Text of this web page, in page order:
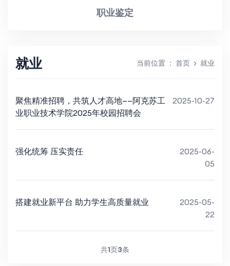
职业鉴定
就业 当前位置 ： 首页 就业
聚焦精准招聘，共筑人才高地——阿克苏工
业职业技术学院2025年校园招聘会
2025-10-27
强化统筹 压实责任
2025-06-
05
搭建就业新平台 助力学生高质量就业
2025-05-
22
共1页3条